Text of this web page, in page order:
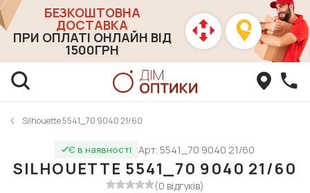
БЕЗКОШТОВНА
ДОСТАВКА
ПРИ ОПЛАТІ ОНЛАЙН ВІД
1500ГРН
Silhouette 5541_70 9040 21/60
Є в наявності Арт. 5541_70 9040 21/60
SILHOUETTE 5541_70 9040 21/60
(0 відгуків)